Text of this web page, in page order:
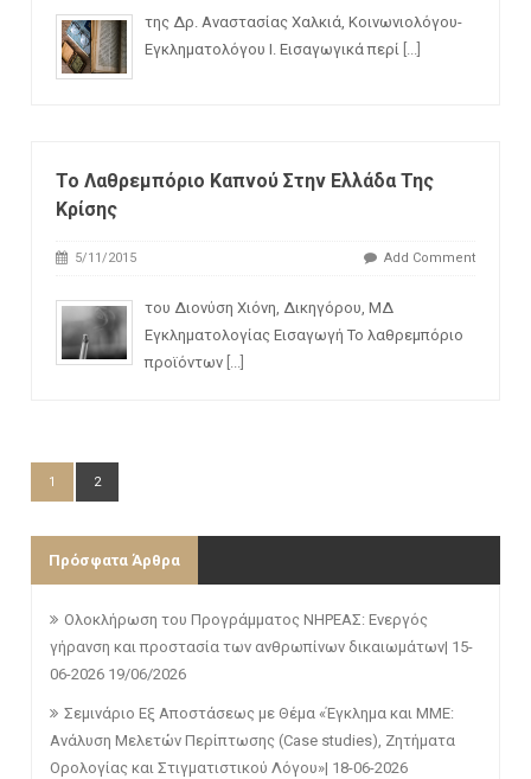
της Δρ. Αναστασίας Χαλκιά, Κοινωνιολόγου-
Εγκληματολόγου Ι. Εισαγωγικά περί [...]
Το Λαθρεμπόριο Καπνού Στην Ελλάδα Της
Κρίσης
5/11/2015 Add Comment
του Διονύση Χιόνη, Δικηγόρου, ΜΔ
Εγκληματολογίας Εισαγωγή Το λαθρεμπόριο
προϊόντων [...]
1 2
Πρόσφατα Άρθρα
Ολοκλήρωση του Προγράμματος ΝΗΡΕΑΣ: Ενεργός
γήρανση και προστασία των ανθρωπίνων δικαιωμάτων| 15-
06-2026 19/06/2026
Σεμινάριο Εξ Αποστάσεως με Θέμα «Έγκλημα και ΜΜΕ:
Ανάλυση Μελετών Περίπτωσης (Case studies), Ζητήματα
Ορολογίας και Στιγματιστικού Λόγου»| 18-06-2026